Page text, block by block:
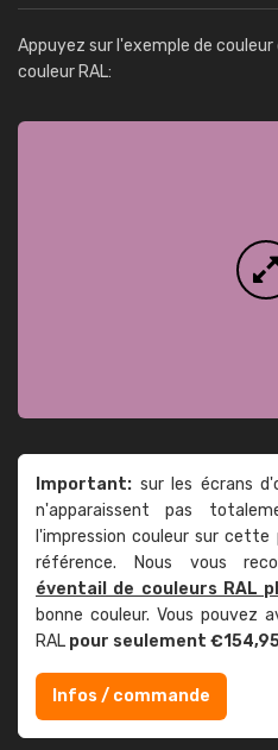
Appuyez sur l'exemple de
couleur RAL:
Important: sur les écrans
n'apparaissent pas
l'impression couleur sur
référence. Nous vous
éventail de couleurs RAL
bonne couleur. Vous pouvez
RAL pour seulement
Infos / commande